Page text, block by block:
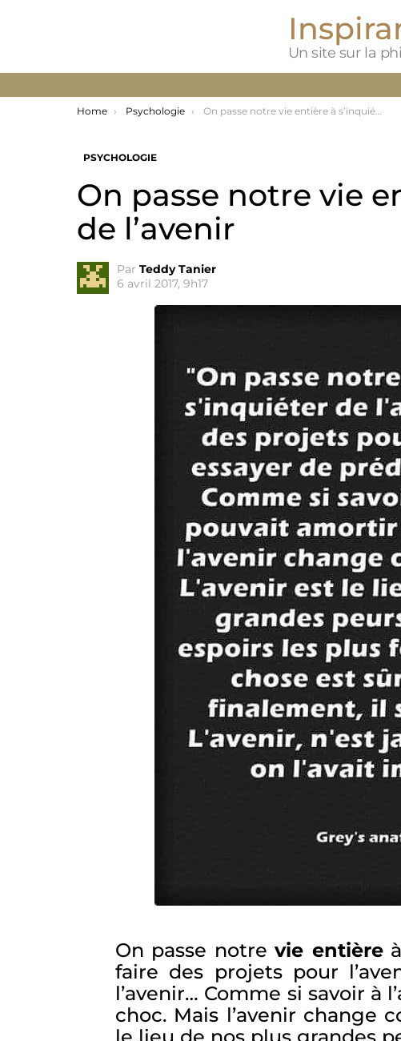
Un site sur la
You are here:
Home Psychologie On passe notre vie entière à s’inquiéter de l’avenir
PSYCHOLOGIE
On passe notre vie
de l’avenir
Par Teddy Tanier
6 avril 2017, 9h17
On passe notrevie entièreà
faire des projets pour
l’avenir… Comme si savoir à
choc. Mais l’avenir change